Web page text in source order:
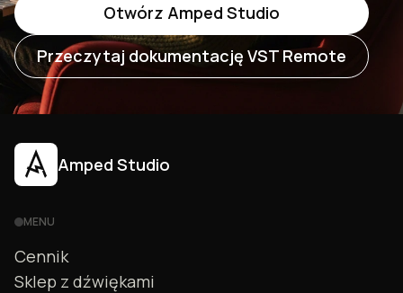
Otwórz Amped Studio
Przeczytaj dokumentację VST Remote
Amped Studio
MENU
Cennik
Sklep z dźwiękami